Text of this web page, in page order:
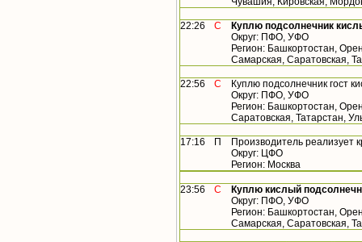
22:26 С
Куплю подсолнечник
Округ: ПФО, УФО
Регион: Башкортостан,
Самарская, Саратовская,
22:56 С
Куплю подсолнечник гост
Округ: ПФО, УФО
Регион: Башкортостан,
Саратовская, Татарстан,
17:16 П
Производитель
Округ: ЦФО
Регион: Москва
23:56 С
Куплю кислый
Округ: ПФО, УФО
Регион: Башкортостан,
Самарская, Саратовская,